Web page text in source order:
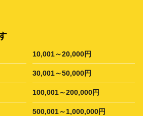
10,001～20,000円
30,001～50,000円
100,001～200,000円
500,001～1,000,000円